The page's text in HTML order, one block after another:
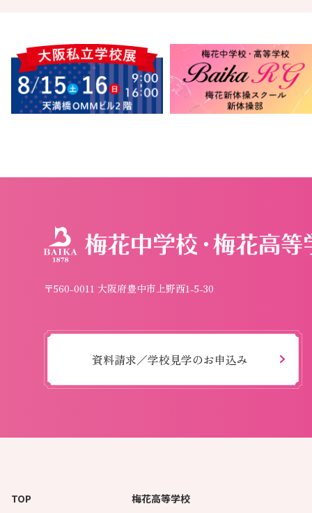
〒560-0011 大阪府豊中市上野西1-5-30
資料請求／学校見学のお申込み
TOP 梅花高等学校